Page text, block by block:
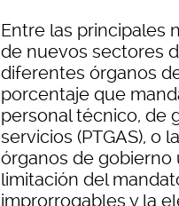
Entre las principales
de nuevos sectores
diferentes órganos
porcentaje que
personal técnico, de
servicios (PTGAS), o
órganos de gobierno
limitación del
improrrogables y la